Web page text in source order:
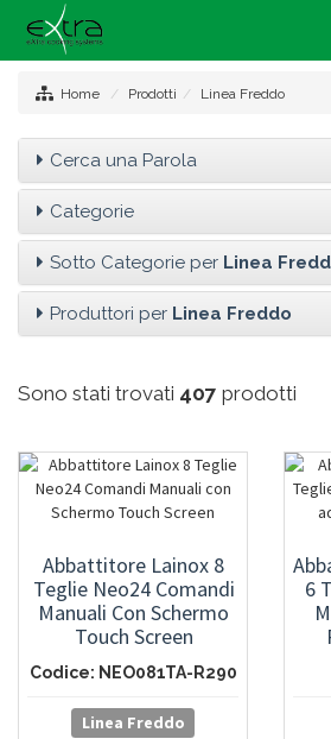
Home Prodotti Linea Freddo
Cerca una Parola
Categorie
Sotto Categorie per Linea
Produttori per Linea Freddo
Sono stati trovati 407 prodotti
Abbattitore Lainox 8
Teglie Neo24 Comandi
Manuali Con Schermo
Touch Screen
Codice: NEO081TA-R290
Linea Freddo
6